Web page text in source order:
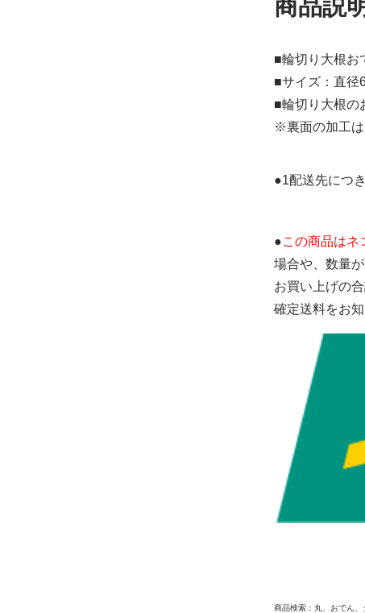
■輪切り大根お
■サイズ：直径
■輪切り大根の
※裏面の加工は
●1配送先につ
●この商品はネ
場合や、数量
お買い上げの
確定送料をお
商品検索：丸、おでん